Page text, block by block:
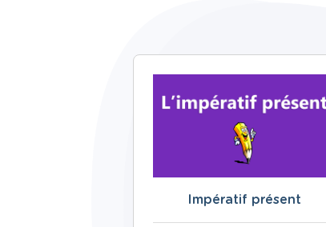
Impératif présent